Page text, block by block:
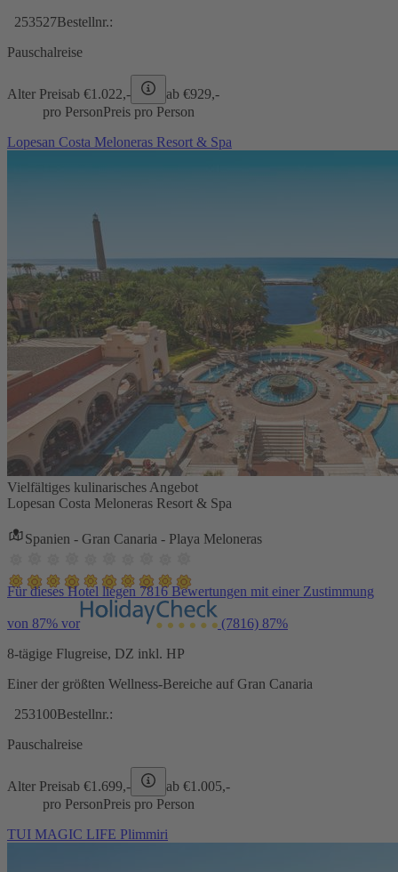
253527Bestellnr.:
Pauschalreise
Alter Preisab €1.022,- ab €929,-
pro PersonPreis pro Person
Lopesan Costa Meloneras Resort & Spa
Vielfältiges kulinarisches Angebot
Lopesan Costa Meloneras Resort & Spa
Spanien - Gran Canaria - Playa Meloneras
Für dieses Hotel liegen 7816 Bewertungen mit einer Zustimmung
von 87% vor (7816) 87%
8-tägige Flugreise, DZ inkl. HP
Einer der größten Wellness-Bereiche auf Gran Canaria
253100Bestellnr.:
Pauschalreise
Alter Preisab €1.699,- ab €1.005,-
pro PersonPreis pro Person
TUI MAGIC LIFE Plimmiri